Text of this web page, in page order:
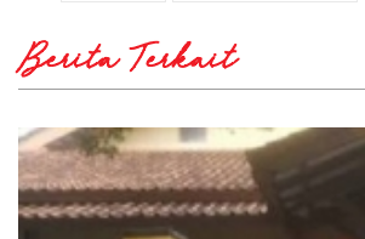
Berita Terkait